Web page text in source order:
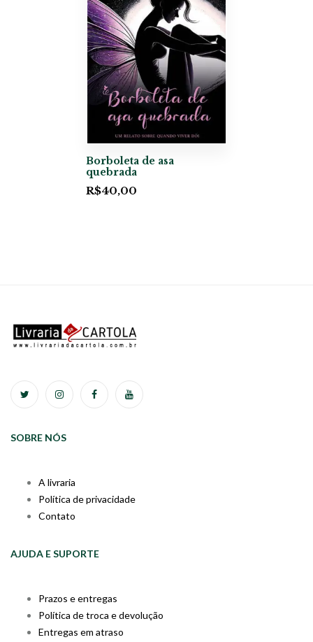
Borboleta de asa
quebrada
R$40,00
SOBRE NÓS
A livraria
Política de privacidade
Contato
AJUDA E SUPORTE
Prazos e entregas
Política de troca e devolução
Entregas em atraso